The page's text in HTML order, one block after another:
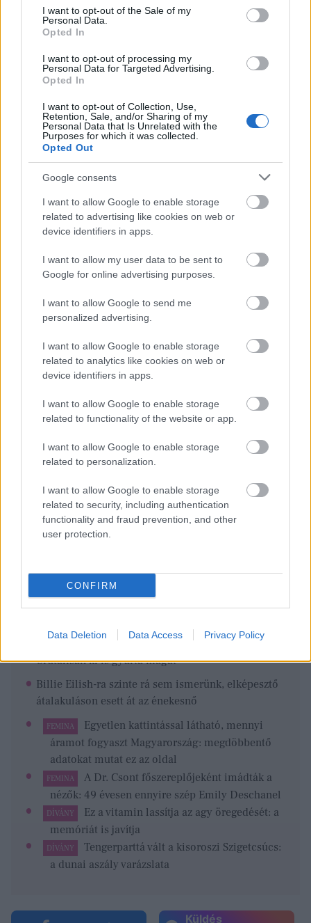
consent section.
I want to opt-out of the Sale of my
Personal Data.
Opted In
I want to opt-out of processing my
Personal Data for Targeted Advertising.
Opted In
I want to opt-out of Collection, Use,
Retention, Sale, and/or Sharing of my
Personal Data that Is Unrelated with the
Purposes for which it was collected.
Opted Out
Google consents
I want to allow Google to enable storage
related to advertising like cookies on web or
device identifiers in apps.
I want to allow my user data to be sent to
Google for online advertising purposes.
I want to allow Google to send me
personalized advertising.
I want to allow Google to enable storage
related to analytics like cookies on web or
device identifiers in apps.
I want to allow Google to enable storage
related to functionality of the website or app.
I want to allow Google to enable storage
related to personalization.
I want to allow Google to enable storage
related to security, including authentication
functionality and fraud prevention, and other
user protection.
CONFIRM
Data Deletion Data Access Privacy Policy
ünnepség egyik pontján testvérét is
kifigurázta.
Ezeket olvastad már?
egymás mellett jóban-rosszban
Russell Crowe nemcsak rengeteget fogyott, de
brutálisan ki is gyúrta magát
Billie Eilish-ra szinte rá sem ismerünk, elképesztő
átalakuláson esett át az énekesnő
FEMINA
Egyetlen kattintással látható, mennyi
áramot fogyaszt Magyarország: megdöbbentő
adatokat mutat ez az oldal
FEMINA
A Dr. Csont főszereplőjeként imádták a
nézők: 49 évesen ennyire szép Emily Deschanel
DÍVÁNY
Ez a vitamin lassítja az agy öregedését: a
memóriát is javítja
DÍVÁNY
Tengerparttá vált a kisoroszi Szigetcsúcs:
a dunai aszály varázslata
Küldés